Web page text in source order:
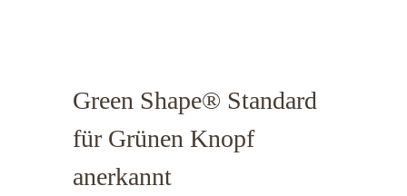
Green Shape® Standard
für Grünen Knopf
anerkannt